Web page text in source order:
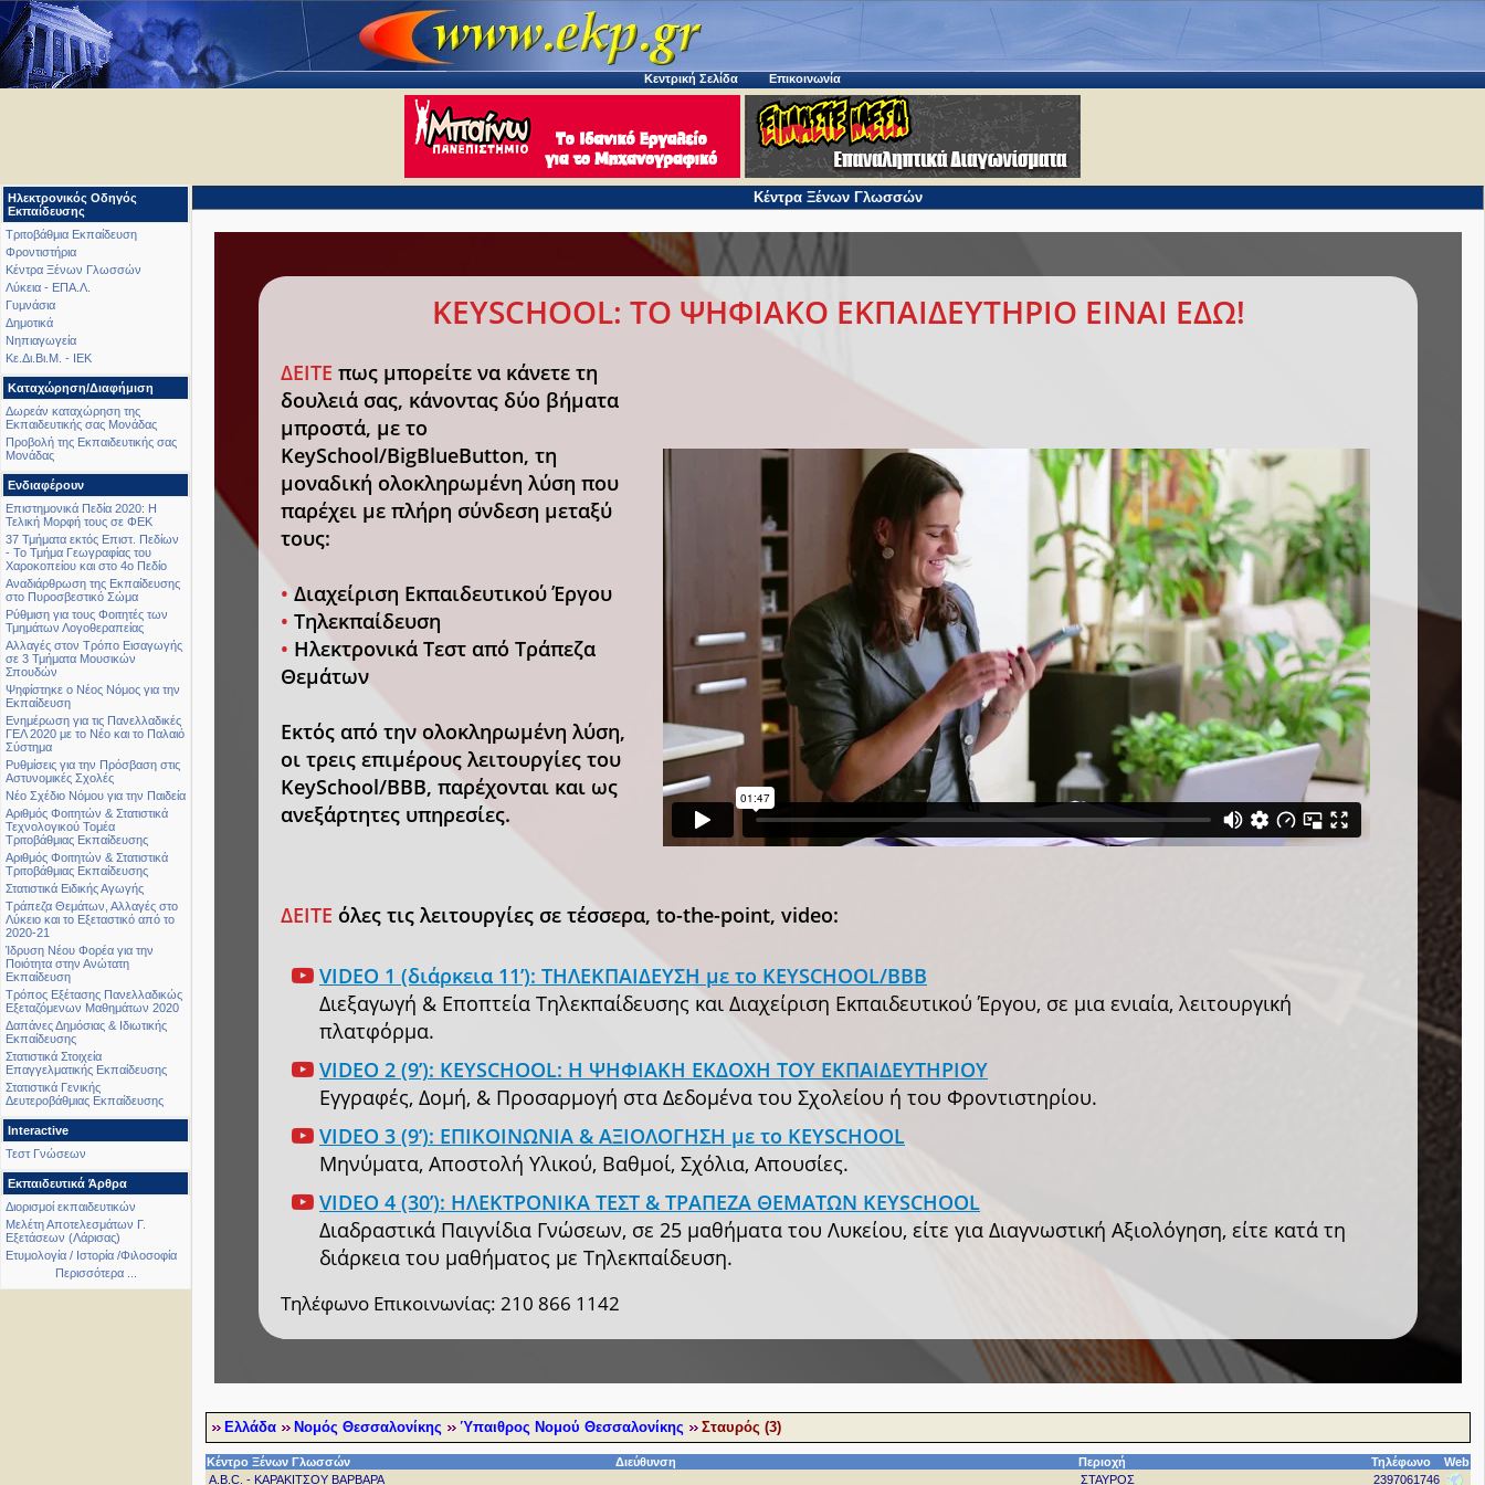
Κεντρική Σελίδα Επικοινωνία
Ηλεκτρονικός Οδηγός
Εκπαίδευσης
Τριτοβάθμια Εκπαίδευση
Φροντιστήρια
Κέντρα Ξένων Γλωσσών
Λύκεια - ΕΠΑ.Λ.
Γυμνάσια
Δημοτικά
Νηπιαγωγεία
Κε.Δι.Βι.Μ. - ΙΕΚ
Καταχώρηση/Διαφήμιση
Δωρεάν καταχώρηση της
Εκπαιδευτικής σας Μονάδας
Προβολή της Εκπαιδευτικής σας
Μονάδας
Ενδιαφέρουν
Επιστημονικά Πεδία 2020: Η
Τελική Μορφή τους σε ΦΕΚ
37 Τμήματα εκτός Επιστ. Πεδίων
- Το Τμήμα Γεωγραφίας του
Χαροκοπείου και στο 4ο Πεδίο
Αναδιάρθρωση της Εκπαίδευσης
στο Πυροσβεστικό Σώμα
Ρύθμιση για τους Φοιτητές των
Τμημάτων Λογοθεραπείας
Αλλαγές στον Τρόπο Εισαγωγής
σε 3 Τμήματα Μουσικών
Σπουδών
Ψηφίστηκε ο Νέος Νόμος για την
Εκπαίδευση
Ενημέρωση για τις Πανελλαδικές
ΓΕΛ 2020 με το Νέο και το Παλαιό
Σύστημα
Ρυθμίσεις για την Πρόσβαση στις
Αστυνομικές Σχολές
Νέο Σχέδιο Νόμου για την Παιδεία
Αριθμός Φοιτητών & Στατιστικά
Τεχνολογικού Τομέα
Τριτοβάθμιας Εκπαίδευσης
Αριθμός Φοιτητών & Στατιστικά
Τριτοβάθμιας Εκπαίδευσης
Στατιστικά Ειδικής Αγωγής
Τράπεζα Θεμάτων, Αλλαγές στο
Λύκειο και το Εξεταστικό από το
2020-21
Ίδρυση Νέου Φορέα για την
Ποιότητα στην Ανώτατη
Εκπαίδευση
Τρόπος Εξέτασης Πανελλαδικώς
Εξεταζόμενων Μαθημάτων 2020
Δαπάνες Δημόσιας & Ιδιωτικής
Εκπαίδευσης
Στατιστικά Στοιχεία
Επαγγελματικής Εκπαίδευσης
Στατιστικά Γενικής
Δευτεροβάθμιας Εκπαίδευσης
Interactive
Τεστ Γνώσεων
Εκπαιδευτικά Άρθρα
Διορισμοί εκπαιδευτικών
Μελέτη Αποτελεσμάτων Γ.
Εξετάσεων (Λάρισας)
Ετυμολογία / Ιστορία /Φιλοσοφία
Περισσότερα ...
Κέντρα Ξένων Γλωσσών
KEYSCHOOL: ΤΟ ΨΗΦΙΑΚΟ ΕΚΠΑΙΔΕΥΤΗΡΙΟ ΕΙΝΑΙ ΕΔΩ!
ΔΕΙΤΕ πως μπορείτε να κάνετε τη
δουλειά σας, κάνοντας δύο βήματα
μπροστά, με το
KeySchool/BigBlueButton, τη
μοναδική ολοκληρωμένη λύση που
παρέχει με πλήρη σύνδεση μεταξύ
τους:
• Διαχείριση Εκπαιδευτικού Έργου
• Τηλεκπαίδευση
• Ηλεκτρονικά Τεστ από Τράπεζα
Θεμάτων
Εκτός από την ολοκληρωμένη λύση,
οι τρεις επιμέρους λειτουργίες του
KeySchool/BBB, παρέχονται και ως
ανεξάρτητες υπηρεσίες.
ΔΕΙΤΕ όλες τις λειτουργίες σε τέσσερα, to-the-point, video:
VIDEO 1 (διάρκεια 11’): ΤΗΛΕΚΠΑΙΔΕΥΣΗ με το KEYSCHOOL/BBB
Διεξαγωγή & Εποπτεία Τηλεκπαίδευσης και Διαχείριση Εκπαιδευτικού Έργου, σε μια ενιαία, λειτουργική
πλατφόρμα.
VIDEO 2 (9’): KEYSCHOOL: Η ΨΗΦΙΑΚΗ ΕΚΔΟΧΗ ΤΟΥ ΕΚΠΑΙΔΕΥΤΗΡΙΟΥ
Εγγραφές, Δομή, & Προσαρμογή στα Δεδομένα του Σχολείου ή του Φροντιστηρίου.
VIDEO 3 (9’): ΕΠΙΚΟΙΝΩΝΙΑ & ΑΞΙΟΛΟΓΗΣΗ με το KEYSCHOOL
Μηνύματα, Αποστολή Υλικού, Βαθμοί, Σχόλια, Απουσίες.
VIDEO 4 (30’): ΗΛΕΚΤΡΟΝΙΚΑ ΤΕΣΤ & ΤΡΑΠΕΖΑ ΘΕΜΑΤΩΝ KEYSCHOOL
Διαδραστικά Παιγνίδια Γνώσεων, σε 25 μαθήματα του Λυκείου, είτε για Διαγνωστική Αξιολόγηση, είτε κατά τη
διάρκεια του μαθήματος με Τηλεκπαίδευση.
Τηλέφωνο Επικοινωνίας: 210 866 1142
Ελλάδα Νομός Θεσσαλονίκης Ύπαιθρος Νομού Θεσσαλονίκης Σταυρός (3)
Κέντρο Ξένων Γλωσσών Διεύθυνση Περιοχή Τηλέφωνο
Web
A.B.C. - ΚΑΡΑΚΙΤΣΟΥ ΒΑΡΒΑΡΑ
ΣΤΑΥΡΟΣ 2397061746